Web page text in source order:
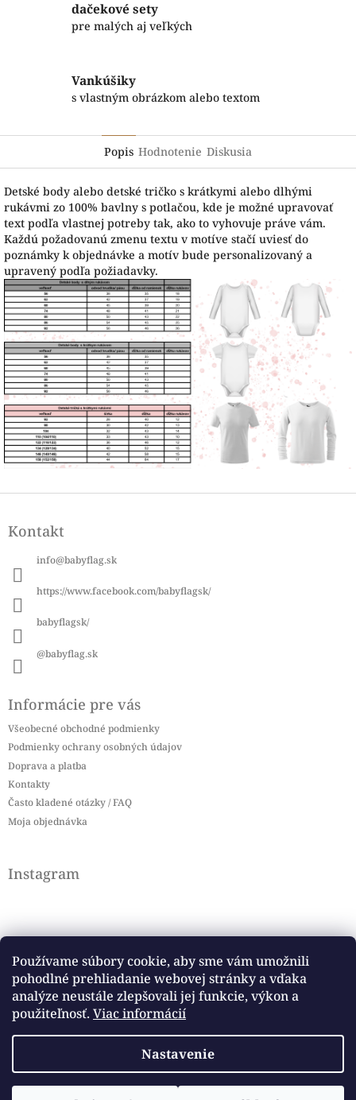
Používame súbory cookie, aby sme vám umožnili
pohodlné prehliadanie webovej stránky a vďaka
analýze neustále zlepšovali jej funkcie, výkon a
použiteľnosť. Viac informácií
Nastavenie
dačekové sety
pre malých aj veľkých
Vankúšiky
s vlastným obrázkom alebo textom
Popis Hodnotenie Diskusia
Detské body alebo detské tričko s krátkymi alebo dlhými
rukávmi zo 100% bavlny s potlačou, kde je možné upravovať
text podľa vlastnej potreby tak, ako to vyhovuje práve vám.
Každú požadovanú zmenu textu v motíve stačí uviesť do
poznámky k objednávke a motív bude personalizovaný a
upravený podľa požiadavky.
Z
pKontakt
info@babyflag.sk
https://www.facebook.com/babyflagsk/
babyflagsk/
@babyflag.sk
Informácie pre vás
Všeobecné obchodné podmienky
Podmienky ochrany osobných údajov
Doprava a platba
Kontakty
Často kladené otázky / FAQ
Moja objednávka
Instagram
Sledovať na Instagrame
Facebook